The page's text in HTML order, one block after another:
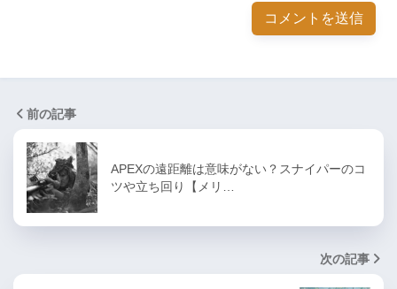
前の記事
APEXの遠距離は意味がない？スナイパーのコ
ツや立ち回り【メリ…
次の記事